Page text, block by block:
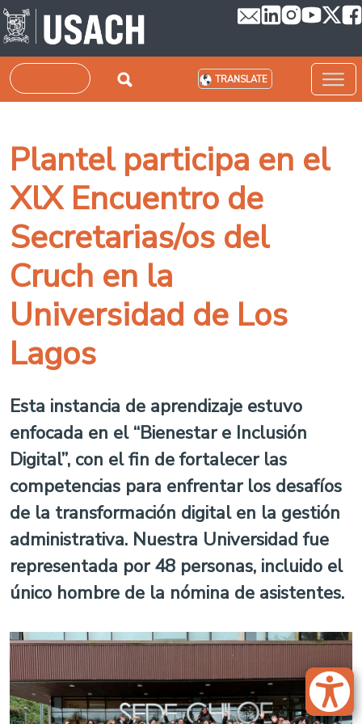
Skip to main content
Search TRANSLATE
Plantel participa en el
XlX Encuentro de
Secretarias/os del
Cruch en la
Universidad de Los
Lagos
Esta instancia de aprendizaje estuvo
enfocada en el “Bienestar e Inclusión
Digital”, con el fin de fortalecer las
competencias para enfrentar los desafíos
de la transformación digital en la gestión
administrativa. Nuestra Universidad fue
representada por 48 personas, incluido el
único hombre de la nómina de asistentes.